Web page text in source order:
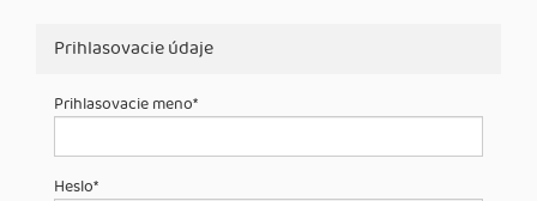
Prihlasovacie údaje
Prihlasovacie meno*
Heslo*